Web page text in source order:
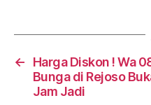
←
Harga Diskon ! Wa
Bunga di Rejoso
Jam Jadi